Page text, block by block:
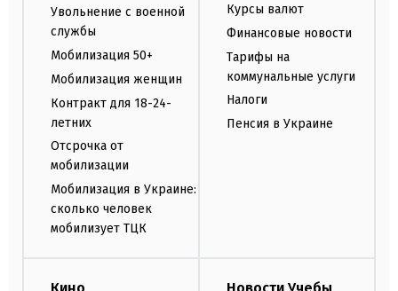
Увольнение с военной
службы
Мобилизация 50+
Мобилизация женщин
Контракт для 18-24-
летних
Отсрочка от
мобилизации
Мобилизация в Украине:
сколько человек
мобилизует ТЦК
Курсы валют
Финансовые новости
Тарифы на
коммунальные услуги
Налоги
Пенсия в Украине